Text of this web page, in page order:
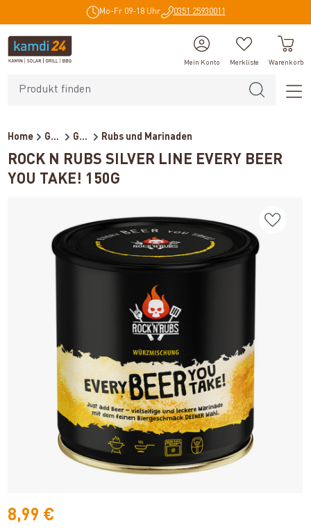
Mo-Fr 09-18 Uhr 0351 25930011
Mein Konto Merkliste Warenkorb
Home Grillzubehör Grillgewürze und Grillsoßen Rubs und Marinaden
ROCK N RUBS SILVER LINE EVERY BEER
YOU TAKE! 150G
8,99 €